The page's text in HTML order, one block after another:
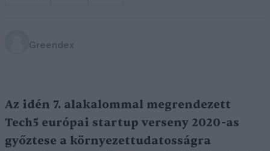
Greendex
Az idén 7. alakalommal megrendezett
Tech5 európai startup verseny 2020-as
győztese a környezettudatosságra